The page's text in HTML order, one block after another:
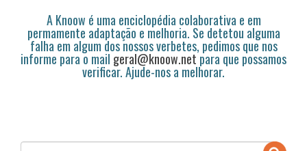
A Knoow é uma enciclopédia colaborativa e em
permamente adaptação e melhoria. Se detetou alguma
falha em algum dos nossos verbetes, pedimos que nos
informe para o mail geral@knoow.netpara que possamos
verificar. Ajude-nos a melhorar.